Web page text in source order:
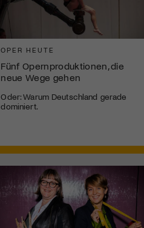
OPER HEUTE
Fünf Opernproduktionen, die
neue Wege gehen
Oder: Warum Deutschland gerade
dominiert.